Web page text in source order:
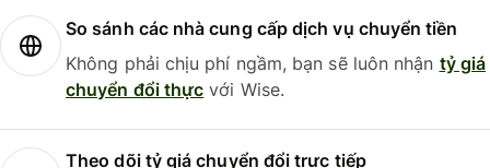
So sánh các nhà cung cấp dịch vụ chuyển tiền
Không phải chịu phí ngầm, bạn sẽ luôn nhận tỷ giá
chuyển đổi thực với Wise.
Theo dõi tỷ giá chuyển đổi trực tiếp